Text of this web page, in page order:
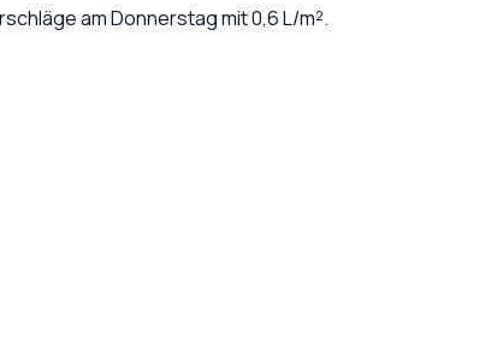
am Donnerstag mit 0,6 L/m².